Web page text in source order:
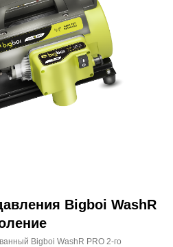
Bigboi WashR
Bigboi WashR PRO 2-го